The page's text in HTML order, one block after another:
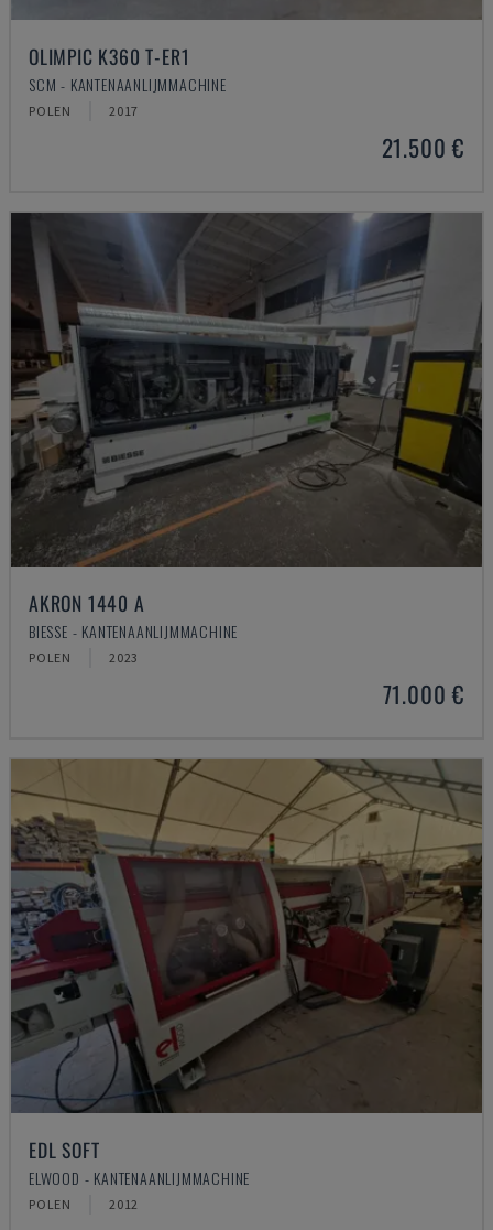
OLIMPIC K360 T-ER1
SCM - KANTENAANLIJMMACHINE
POLEN 2017
21.500 €
AKRON 1440 A
BIESSE - KANTENAANLIJMMACHINE
POLEN 2023
71.000 €
EDL SOFT
ELWOOD - KANTENAANLIJMMACHINE
POLEN 2012